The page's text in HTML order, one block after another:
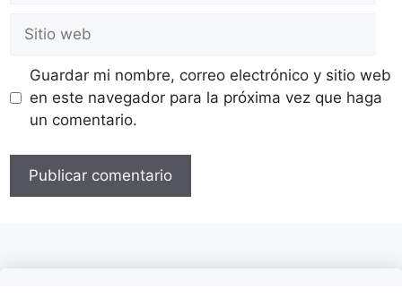
Sitio
web
Guardar mi nombre, correo electrónico y sitio web
en este navegador para la próxima vez que haga
un comentario.